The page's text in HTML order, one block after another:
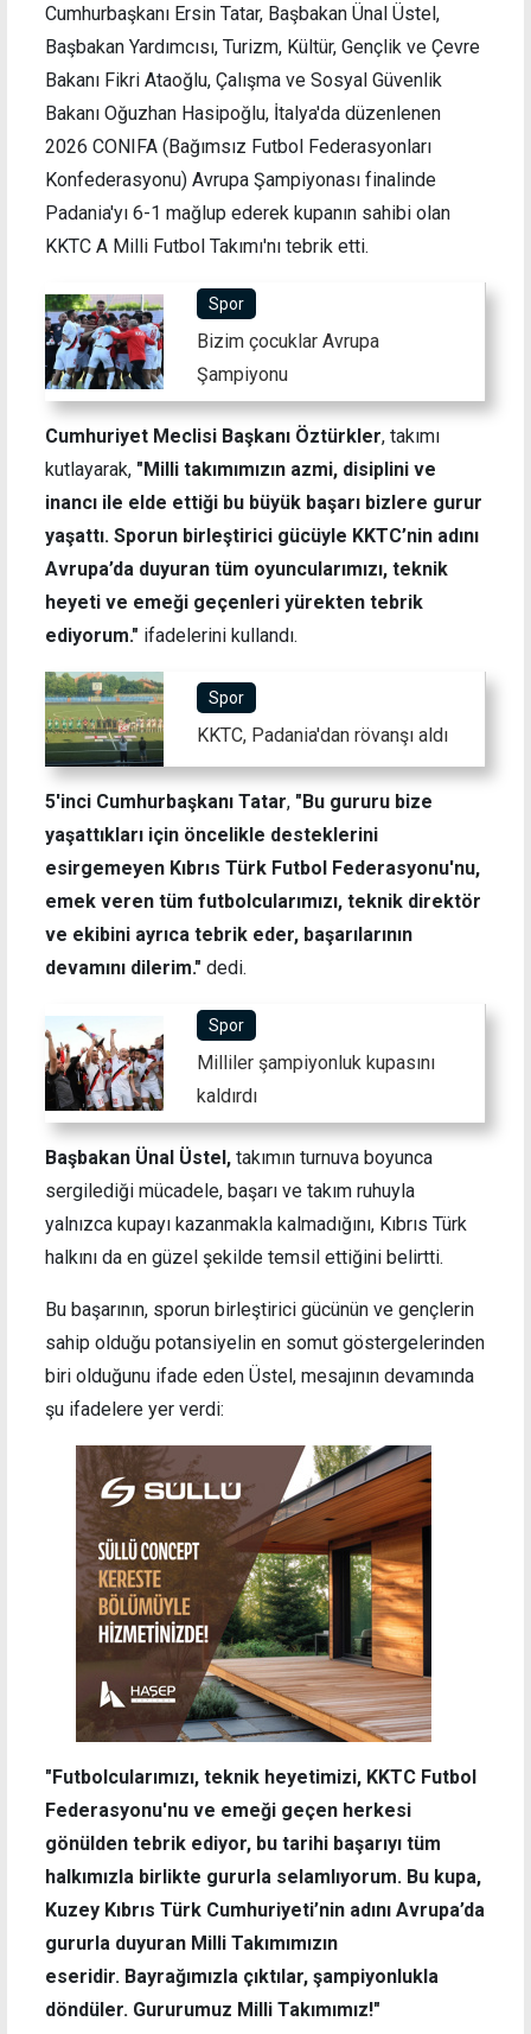
Cumhurbaşkanı Ersin Tatar, Başbakan Ünal Üstel,
Başbakan Yardımcısı, Turizm, Kültür, Gençlik ve Çevre
Bakanı Fikri Ataoğlu, Çalışma ve Sosyal Güvenlik
Bakanı Oğuzhan Hasipoğlu, İtalya'da düzenlenen
2026 CONIFA (Bağımsız Futbol Federasyonları
Konfederasyonu) Avrupa Şampiyonası finalinde
Padania'yı 6-1 mağlup ederek kupanın sahibi olan
KKTC A Milli Futbol Takımı'nı tebrik etti.
Spor
Bizim çocuklar Avrupa
Şampiyonu
Cumhuriyet Meclisi Başkanı Öztürkler, takımı
kutlayarak, "Milli takımımızın azmi, disiplini ve
inancı ile elde ettiği bu büyük başarı bizlere gurur
yaşattı. Sporun birleştirici gücüyle KKTC’nin adını
Avrupa’da duyuran tüm oyuncularımızı, teknik
heyeti ve emeği geçenleri yürekten tebrik
ediyorum." ifadelerini kullandı.
Spor
KKTC, Padania'dan rövanşı aldı
5'inci Cumhurbaşkanı Tatar, "Bu gururu bize
yaşattıkları için öncelikle desteklerini
esirgemeyen Kıbrıs Türk Futbol Federasyonu'nu,
emek veren tüm futbolcularımızı, teknik direktör
ve ekibini ayrıca tebrik eder, başarılarının
devamını dilerim." dedi.
Spor
Milliler şampiyonluk kupasını
kaldırdı
Başbakan Ünal Üstel, takımın turnuva boyunca
sergilediği mücadele, başarı ve takım ruhuyla
yalnızca kupayı kazanmakla kalmadığını, Kıbrıs Türk
halkını da en güzel şekilde temsil ettiğini belirtti.
Bu başarının, sporun birleştirici gücünün ve gençlerin
sahip olduğu potansiyelin en somut göstergelerinden
biri olduğunu ifade eden Üstel, mesajının devamında
şu ifadelere yer verdi:
"Futbolcularımızı, teknik heyetimizi, KKTC Futbol
Federasyonu'nu ve emeği geçen herkesi
gönülden tebrik ediyor, bu tarihi başarıyı tüm
halkımızla birlikte gururla selamlıyorum. Bu kupa,
Kuzey Kıbrıs Türk Cumhuriyeti’nin adını Avrupa’da
gururla duyuran Milli Takımımızın
eseridir. Bayrağımızla çıktılar, şampiyonlukla
döndüler. Gururumuz Milli Takımımız!"